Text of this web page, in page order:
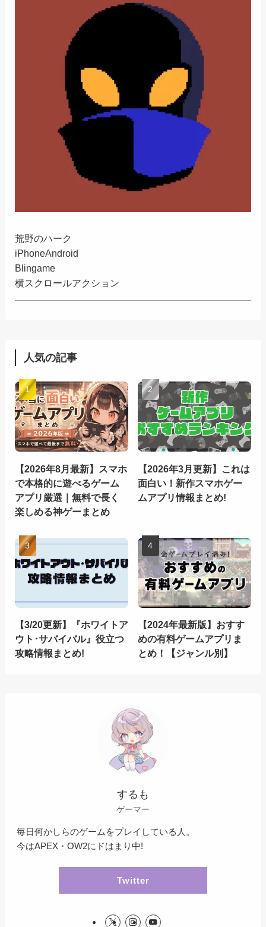
荒野のハーク
iPhoneAndroid
Blingame
横スクロールアクション
人気の記事
【2026年8月最新】スマホ
で本格的に遊べるゲーム
アプリ厳選｜無料で長く
楽しめる神ゲーまとめ
【2026年3月更新】これは
面白い！新作スマホゲー
ムアプリ情報まとめ!
【3/20更新】『ホワイトア
ウト･サバイバル』役立つ
攻略情報まとめ!
【2024年最新版】おすす
めの有料ゲームアプリま
とめ！【ジャンル別】
するも
ゲーマー
毎日何かしらのゲームをプレイしている人。
今はAPEX・OW2にドはまり中!
Twitter